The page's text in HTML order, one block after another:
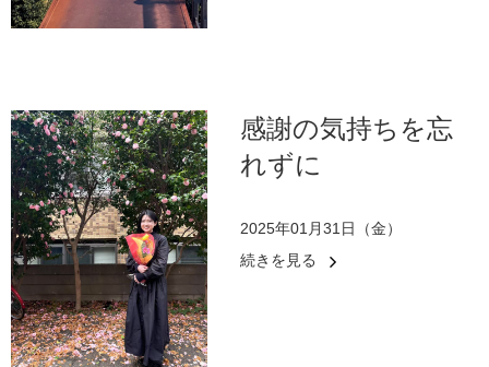
感謝の気持ちを忘
れずに
2025年01月31日（金）
続きを見る